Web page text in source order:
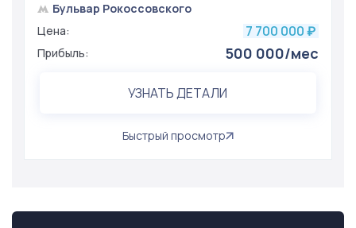
Бульвар Рокоссовского
Цена:
7 700 000 ₽
Прибыль: 500 000/мес
УЗНАТЬ ДЕТАЛИ
Быстрый просмотр